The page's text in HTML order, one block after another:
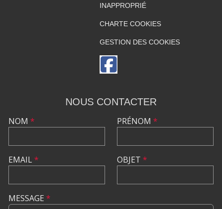
INAPPROPRIÉ
CHARTE COOKIES
GESTION DES COOKIES
NOUS CONTACTER
NOM *
EMAIL*
PRÉNOM *
OBJET *
MESSAGE *